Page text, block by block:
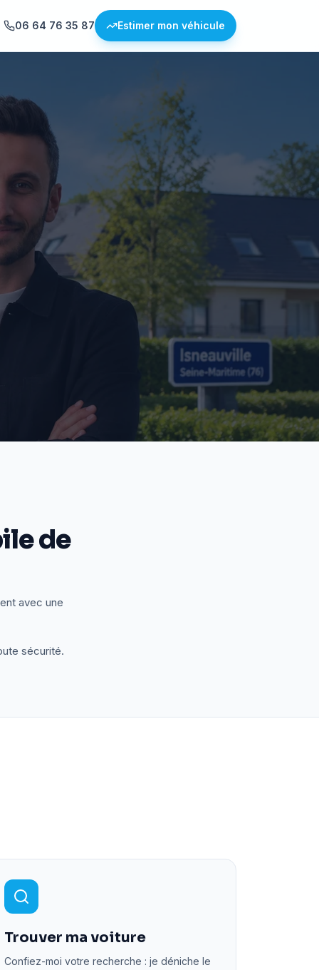
06 64 76 35 87 Estimer mon véhicule
de
avec une
sécurité.
Trouver ma voiture
Confiez-moi votre recherche : je déniche le